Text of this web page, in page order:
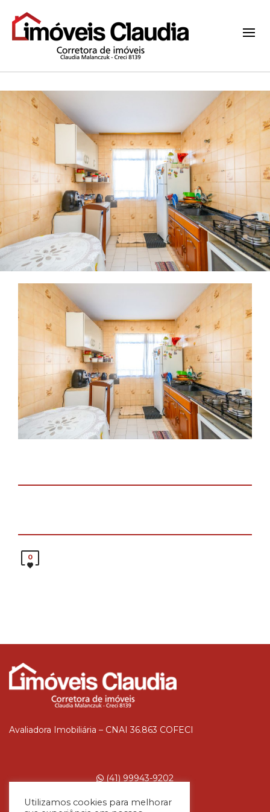
0
Avaliadora Imobiliária – CNAI 36.863 COFECI
(41) 99943-9202
Utilizamos cookies para melhorar